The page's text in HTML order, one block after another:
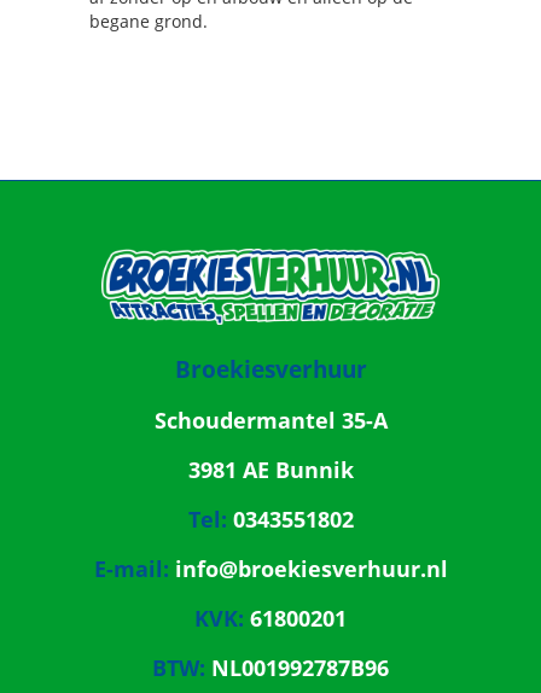
begane grond.
Broekiesverhuur
Schoudermantel 35-A
3981 AE Bunnik
Tel: 0343551802
E-mail: info@broekiesverhuur.nl
KVK: 61800201
BTW: NL001992787B96